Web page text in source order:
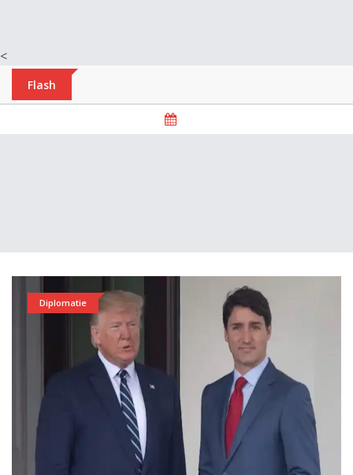
<
Flash
Diplomatie